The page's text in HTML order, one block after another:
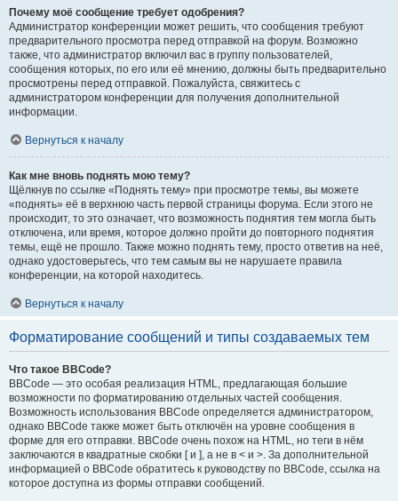
Почему моё сообщение требует одобрения?
Администратор конференции может решить, что сообщения требуют
предварительного просмотра перед отправкой на форум. Возможно
также, что администратор включил вас в группу пользователей,
сообщения которых, по его или её мнению, должны быть предварительно
просмотрены перед отправкой. Пожалуйста, свяжитесь с
администратором конференции для получения дополнительной
информации.
Вернуться к началу
Как мне вновь поднять мою тему?
Щёлкнув по ссылке «Поднять тему» при просмотре темы, вы можете
«поднять» её в верхнюю часть первой страницы форума. Если этого не
происходит, то это означает, что возможность поднятия тем могла быть
отключена, или время, которое должно пройти до повторного поднятия
темы, ещё не прошло. Также можно поднять тему, просто ответив на неё,
однако удостоверьтесь, что тем самым вы не нарушаете правила
конференции, на которой находитесь.
Вернуться к началу
Форматирование сообщений и типы создаваемых тем
Что такое BBCode?
BBCode — это особая реализация HTML, предлагающая большие
возможности по форматированию отдельных частей сообщения.
Возможность использования BBCode определяется администратором,
однако BBCode также может быть отключён на уровне сообщения в
форме для его отправки. BBCode очень похож на HTML, но теги в нём
заключаются в квадратные скобки [ и ], а не в < и >. За дополнительной
информацией о BBCode обратитесь к руководству по BBCode, ссылка на
которое доступна из формы отправки сообщений.